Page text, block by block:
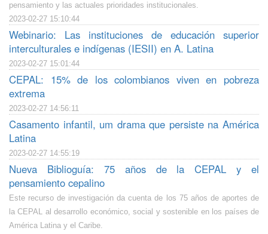
pensamiento y las actuales prioridades institucionales.
2023-02-27 15:10:44
Webinario: Las instituciones de educación superior
interculturales e indígenas (IESII) en A. Latina
2023-02-27 15:01:44
CEPAL: 15% de los colombianos viven en pobreza
extrema
2023-02-27 14:56:11
Casamento infantil, um drama que persiste na América
Latina
2023-02-27 14:55:19
Nueva Biblioguía: 75 años de la CEPAL y el
pensamiento cepalino
Este recurso de investigación da cuenta de los 75 años de aportes de
la CEPAL al desarrollo económico, social y sostenible en los países de
América Latina y el Caribe.